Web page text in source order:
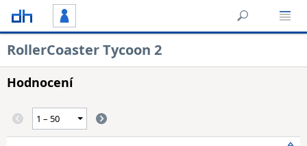
RollerCoaster Tycoon 2
Hodnocení